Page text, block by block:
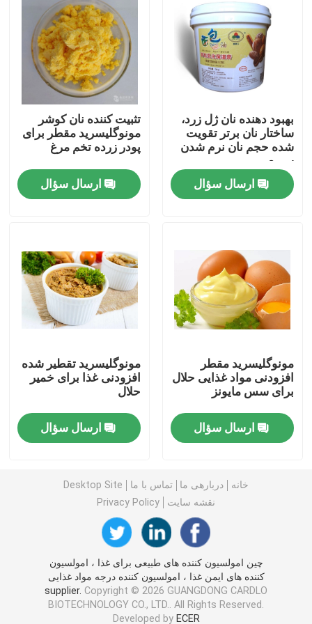
نمایش واقعیت مجازی
درباره ما
تور کارخانه
کنترل کیفیت
اخبار
درخواست نقل قول
امولسیفایر درجه مواد غذایی
امولسیفایرهای غذایی طبیعی
مونوگلیسیرید مقطر
مونو و دیگلیسیرید
گلیسرول مونو استئارات
کیک بهبود دهنده امولسیون
بهبود دهنده نان ژل زرد،
ساختار نان برتر تقویت
شده حجم نان نرم شدن
سریع
ارسال سؤال
تثبیت کننده نان کوشر
مونوگلیسرید مقطر برای
پودر زرده تخم مرغ
ارسال سؤال
مونوگلیسرید مقطر
افزودنی مواد غذایی حلال
برای سس مایونز
ارسال سؤال
مونوگلیسرید تقطیر شده
افزودنی غذا برای خمیر
حلال
ارسال سؤال
خانه دربارهی ما تماس با ما
Desktop Site
نقشه سایت
Privacy Policy
چین امولسیون کننده های طبیعی برای غذا ، امولسیون
کننده های ایمن غذا ، امولسیون کننده درجه مواد غذایی
supplier. Copyright © 2026 GUANGDONG CARDLO
BIOTECHNOLOGY CO., LTD.. All Rights Reserved.
Developed by ECER